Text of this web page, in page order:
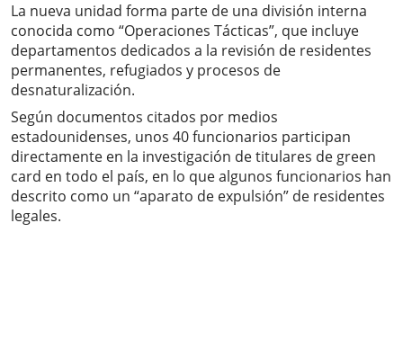
La nueva unidad forma parte de una división interna
conocida como “Operaciones Tácticas”, que incluye
departamentos dedicados a la revisión de residentes
permanentes, refugiados y procesos de
desnaturalización.
Según documentos citados por medios
estadounidenses, unos 40 funcionarios participan
directamente en la investigación de titulares de green
card en todo el país, en lo que algunos funcionarios han
descrito como un “aparato de expulsión” de residentes
legales.